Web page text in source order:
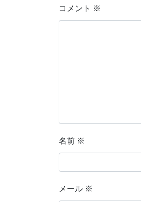
コメント ※
名前 ※
メール ※